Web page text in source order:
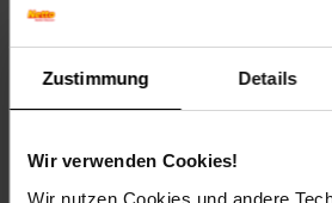
Zustimmung Details
Wir verwenden Cookies!
Wir nutzen Cookies und andere
Bewertungen
Versandinformationen
Herstellerinformationen